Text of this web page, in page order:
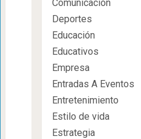
Comunicación
Deportes
Educación
Educativos
Empresa
Entradas A Eventos
Entretenimiento
Estilo de vida
Estrategia